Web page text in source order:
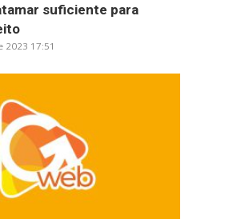
suficiente para
2023 17:51